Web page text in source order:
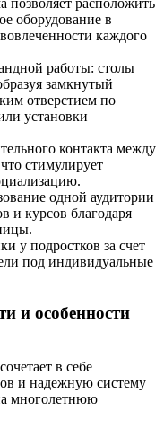
позволяет расположить
оборудование в
каждого
работы: столы
замкнутый
отверстием по
установки
контакта между
стимулирует
одной аудитории
и курсов благодаря
у подростков за счет
под индивидуальные
и особенности
в себе
и надежную систему
многолетнюю